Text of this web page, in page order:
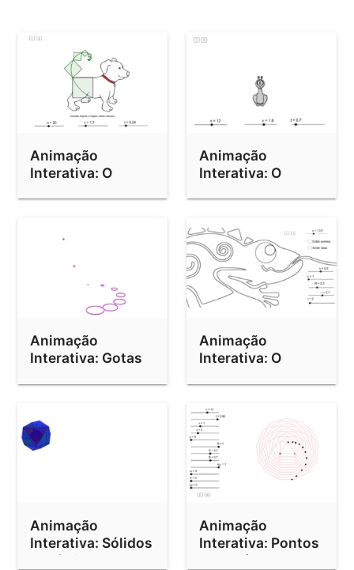
Animação
Interativa: O
Animação
Interativa: O
Animação
Interativa: Gotas
Animação
Interativa: O
Animação
Interativa: Sólidos
Platônicos
Animação
Interativa: Pontos
em Polígonos